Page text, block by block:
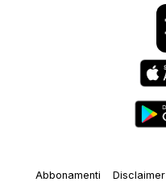
Abbonamenti Disclaimer